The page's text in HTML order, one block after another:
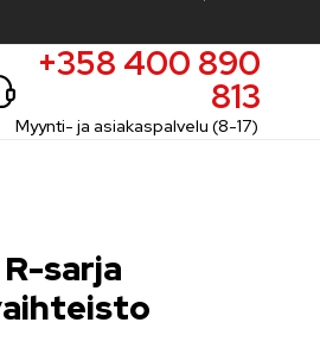
+358 400 890
813
Myynti- ja asiakaspalvelu (8-17)
sarja